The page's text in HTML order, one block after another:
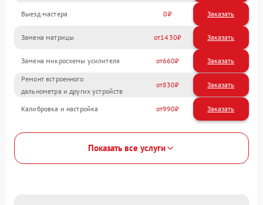
Выезд мастера 0 Заказать
Замена матрицы 1430
Замена микросхемы усилителя 660
Ремонт встроенного
дальнометра и других устройств
830
Калибровка и настройка 990
Показать все услуги